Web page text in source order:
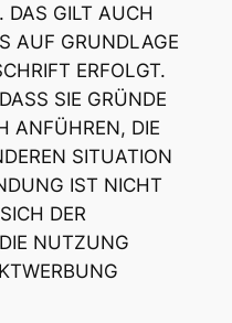
DAS GILT AUCH
AUF GRUNDLAGE
ERFOLGT.
SIE GRÜNDE
ANFÜHREN, DIE
SITUATION
IST NICHT
DER
NUTZUNG